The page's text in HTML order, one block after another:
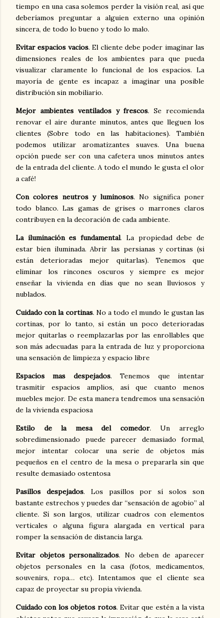
tiempo en una casa solemos perder la visión real, así que
deberíamos preguntar a alguien externo una opinión
sincera, de todo lo bueno y todo lo malo.
Evitar espacios vacios. El cliente debe poder imaginar las
dimensiones reales de los ambientes para que pueda
visualizar claramente lo funcional de los espacios. La
mayoría de gente es incapaz a imaginar una posible
distribución sin mobiliario.
Mejor ambientes ventilados y frescos. Se recomienda
renovar el aire durante minutos, antes que lleguen los
clientes (Sobre todo en las habitaciones). También
podemos utilizar aromatizantes suaves. Una buena
opción puede ser con una cafetera unos minutos antes
de la entrada del cliente. A todo el mundo le gusta el olor
a café!
Con colores neutros y luminosos. No significa poner
todo blanco. Las gamas de grises o marrones claros
contribuyen en la decoración de cada ambiente.
La iluminación es fundamental. La propiedad debe de
estar bien iluminada. Abrir las persianas y cortinas (si
están deterioradas mejor quitarlas). Tenemos que
eliminar los rincones oscuros y siempre es mejor
enseñar la vivienda en días que no sean lluviosos y
nublados.
Cuidado con la cortinas. No a todo el mundo le gustan las
cortinas, por lo tanto, si están un poco deterioradas
mejor quitarlas o reemplazarlas por las enrollables que
son más adecuadas para la entrada de luz y proporciona
una sensación de limpieza y espacio libre
Espacios mas despejados. Tenemos que intentar
trasmitir espacios amplios, así que cuanto menos
muebles mejor. De esta manera tendremos una sensación
de la vivienda espaciosa
Estilo de la mesa del comedor. Un arreglo
sobredimensionado puede parecer demasiado formal,
mejor intentar colocar una serie de objetos más
pequeños en el centro de la mesa o prepararla sin que
resulte demasiado ostentosa
Pasillos despejados. Los pasillos por sí solos son
bastante estrechos y puedes dar “sensación de agobio” al
cliente. Sí son largos, utilizar cuadros con elementos
verticales o alguna figura alargada en vertical para
romper la sensación de distancia larga.
Evitar objetos personalizados. No deben de aparecer
objetos personales en la casa (fotos, medicamentos,
souvenirs, ropa… etc). Intentamos que el cliente sea
capaz de proyectar su propia vivienda.
Cuidado con los objetos rotos. Evitar que estén a la vista